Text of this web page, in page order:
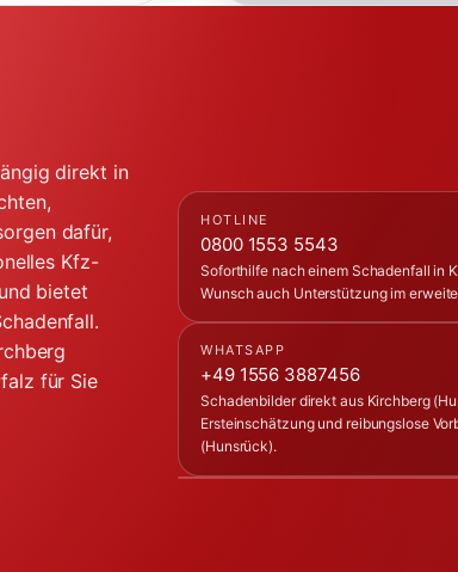
direkt in
dafür,
Kfz-
bietet
für Sie
HOTLINE
0800 1553 5543
Soforthilfe nach einem Schadenfall in
Wunsch auch Unterstützung im
WHATSAPP
+49 1556 3887456
Schadenbilder direkt aus Kirchberg
Ersteinschätzung und reibungslose
(Hunsrück).